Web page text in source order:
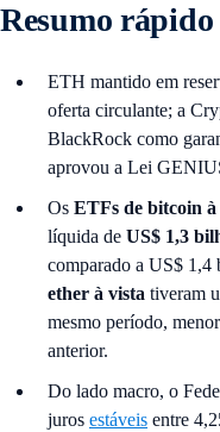
Resumo rápido
ETH mantido em
oferta circulante; a
BlackRock como
aprovou a Lei
Os ETFs de bitcoin
líquida de US$ 1,3
comparado a US$ 1,4
ether à vista tiveram
mesmo período,
anterior.
Do lado macro, o
juros estáveis entre